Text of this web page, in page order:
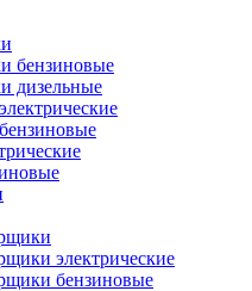
бензиновые
дизельные
электрические
бензиновые